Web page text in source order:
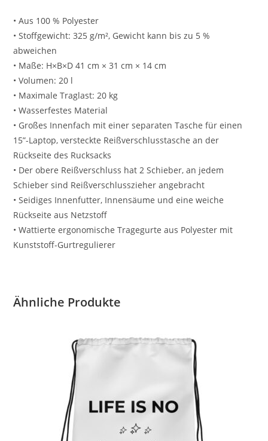
• Aus 100 % Polyester
• Stoffgewicht: 325 g/m², Gewicht kann bis zu 5 %
abweichen
• Maße: H×B×D 41 cm × 31 cm × 14 cm
• Volumen: 20 l
• Maximale Traglast: 20 kg
• Wasserfestes Material
• Großes Innenfach mit einer separaten Tasche für einen
15”-Laptop, versteckte Reißverschlusstasche an der
Rückseite des Rucksacks
• Der obere Reißverschluss hat 2 Schieber, an jedem
Schieber sind Reißverschlusszieher angebracht
• Seidiges Innenfutter, Innensäume und eine weiche
Rückseite aus Netzstoff
• Wattierte ergonomische Tragegurte aus Polyester mit
Kunststoff-Gurtregulierer
Ähnliche Produkte